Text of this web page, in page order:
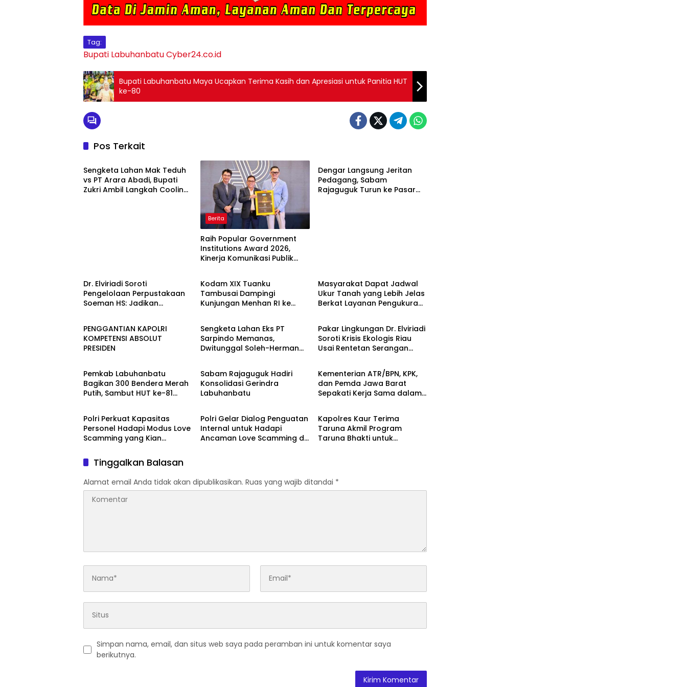
Tag:
Bupati LabuhanbatuCyber24.co.id
Bupati Labuhanbatu Maya Ucapkan Terima Kasih dan Apresiasi untuk Panitia HUT
ke-80
Pos Terkait
Berita
Sengketa Lahan Mak Teduh
vs PT Arara Abadi, Bupati
Zukri Ambil Langkah Cooling
Berita
Raih Popular Government
Institutions Award 2026,
Kinerja Komunikasi Publik
Dengar Langsung Jeritan
Pedagang, Sabam
Rajaguguk Turun ke Pasar
Dr. Elviriadi Soroti
Pengelolaan Perpustakaan
Soeman HS: Jadikan
Intelektual
Berita
Kodam XIX Tuanku
Tambusai Dampingi
Kunjungan Menhan RI ke
Satuan
Masyarakat Dapat Jadwal
Ukur Tanah yang Lebih Jelas
Berkat Layanan Pengukuran
Berita
PENGGANTIAN KAPOLRI
KOMPETENSI ABSOLUT
PRESIDEN
Berita
Sengketa Lahan Eks PT
Sarpindo Memanas,
Dwitunggal Soleh-Herman
Berita
Pakar Lingkungan Dr. Elviriadi
Soroti Krisis Ekologis Riau
Usai Rentetan Serangan
Beruang Terhadap Warga
Berita
Pemkab Labuhanbatu
Bagikan 300 Bendera Merah
Putih, Sambut HUT ke-81
Berita
Sabam Rajaguguk Hadiri
Konsolidasi Gerindra
Labuhanbatu
Berita
Kementerian ATR/BPN, KPK,
dan Pemda Jawa Barat
Sepakati Kerja Sama dalam
Daerah
Berita
Polri Perkuat Kapasitas
Personel Hadapi Modus Love
Scamming yang Kian
Berita
Polri Gelar Dialog Penguatan
Internal untuk Hadapi
Ancaman Love Scamming di
Berita
Kapolres Kaur Terima
Taruna Akmil Program
Taruna Bhakti untuk
Tinggalkan Balasan
Alamat email Anda tidak akan dipublikasikan. Ruas yang wajib ditandai *
Simpan nama, email, dan situs web saya pada peramban ini untuk komentar saya
berikutnya.